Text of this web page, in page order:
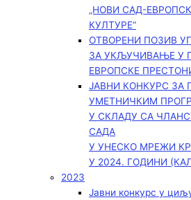
„НОВИ САД-
КУЛТУРЕ“
ОТВОРЕНИ ПОЗИВ
ЗА УКЉУЧИВАЊЕ У
ЕВРОПСКЕ
ЈАВНИ КОНКУРС ЗА
УМЕТНИЧКИМ
У СКЛАДУ СА
САДА
У УНЕСКО МРЕЖИ
У 2024. ГОДИНИ
2023
Јавни конкурс у